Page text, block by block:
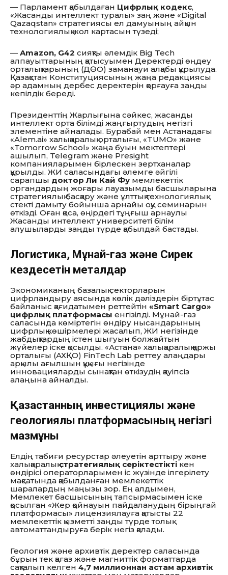
— Парламент қабылдаған Цифрлық кодекс,
«Жасанды интеллект туралы» заң және «Digital
Qazaqstan» стратегиясы ел дамуының айқын
технологиялық жол картасын түзеді;
— Amazon, G42 сияқты әлемдік Big Tech
алпауыттарының қатысуымен Деректерді өңдеу
орталықтарының (ДӨО) заманауи алқабы құрылуда.
Қазақстан Конституциясының жаңа редакциясы
әр адамның дербес деректерін қорғауға заңды
кепілдік береді.
Президенттің Жарлығына сәйкес, жасанды
интеллект орта білімді жаңғыртудың негізгі
элементіне айналады. Бурабай мен Астанадағы
«Alem.ai» халықаралық орталығы, «TUMO» және
«Tomorrow School» жаңа буын мектептері
ашылып, Telegram және Presight
компанияларымен бірлескен зертханалар
құрылды. ЖИ саласындағы әлемге әйгілі
сарапшы доктор Ли Кай Фу мемлекеттік
органдардың жоғары лауазымды басшыларына
стратегиялық басқару және ұлттық технологиялық
стекті дамыту бойынша арнайы оқу семинарын
өткізді. Оған қоса, өңірдегі тұңғыш арнаулы
Жасанды интеллект университеті білім
алушыларды заңды түрде қабылдай бастады.
Логистика, Мұнай-газ және Сирек
кездесетін металдар
Экономиканың базалық секторларын
цифрландыру аясында көлік дәліздерін біртұтас
байланыс қағидатымен реттейтін «Smart Cargo»
цифрлық платформасы енгізілді. Мұнай-газ
саласында көміртегін өндіру нысандарының
цифрлық көшірмелері жасалып, ЖИ негізінде
жабдықтардың істен шығуын болжайтын
жүйелер іске қосылды. «Астана» халықаралық қаржы
орталығы (АХҚО) FinTech Lab реттеу алаңдары
арқылы ағылшын құқығы негізінде
инновацияларды сынақтан өткізудің қауіпсіз
алаңына айналды.
Қазақстанның инвестициялық және
геологиялық платформасының негізгі
мазмұны
Елдің табиғи ресурстар әлеуетін арттыру және
халықаралықстратегиялық серіктестікті кен
өндірісі операторларымен іс жүзінде ілгерілету
мақсатында қабылданған мемлекеттік
шаралардың маңызы зор. Ең алдымен,
Мемлекет басшысының тапсырмасымен іске
қосылған «Жер қойнауын пайдаланудың бірыңғай
платформасы» лицензиялауға қатысты 22
мемлекеттік қызметті заңды түрде толық
автоматтандыруға берік негіз қалады.
Геология және архивтік деректер саласында
бұрын тек қағаз және магниттік форматтарда
сақталып келген 4,7 миллионнан астам архивтік